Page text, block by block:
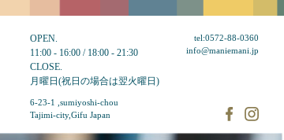
OPEN.
11:00 - 16:00 / 18:00 - 21:30
CLOSE.
月曜日(祝日の場合は翌火曜日)
6-23-1 ,sumiyoshi-chou
Tajimi-city,Gifu Japan
tel:0572-88-0360
info@maniemani.jp